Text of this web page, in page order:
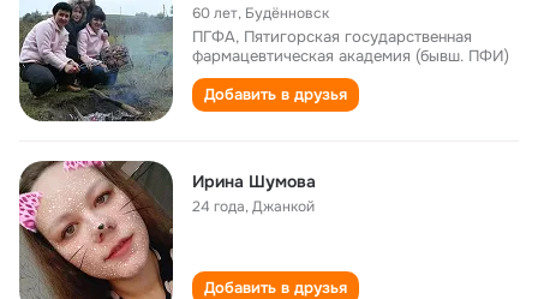
60 лет, Будённовск
ПГФА, Пятигорская государственная
фармацевтическая академия (бывш. ПФИ)
Добавить в друзья
Ирина Шумова
24 года,Джанкой
Добавить в друзья